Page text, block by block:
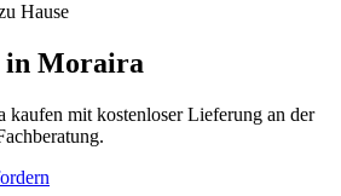
Hause
in Moraira
mit kostenloser Lieferung an der